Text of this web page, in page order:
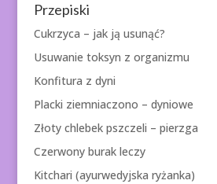
Przepiski
Cukrzyca – jak ją usunąć?
Usuwanie toksyn z organizmu
Konfitura z dyni
Placki ziemniaczono – dyniowe
Złoty chlebek pszczeli – pierzga
Czerwony burak leczy
Kitchari (ayurwedyjska ryżanka)